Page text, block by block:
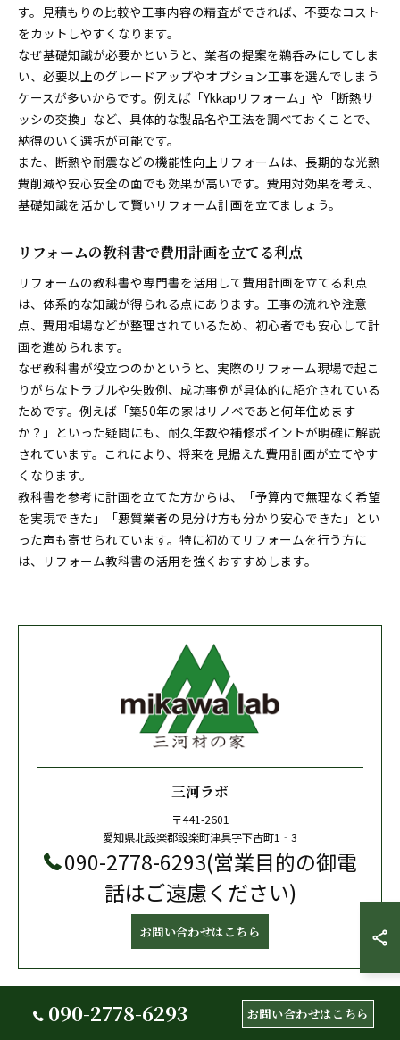
す。見積もりの比較や工事内容の精査ができれば、不要なコスト
をカットしやすくなります。
なぜ基礎知識が必要かというと、業者の提案を鵜呑みにしてしま
い、必要以上のグレードアップやオプション工事を選んでしまう
ケースが多いからです。例えば「Ykkapリフォーム」や「断熱サ
ッシの交換」など、具体的な製品名や工法を調べておくことで、
納得のいく選択が可能です。
また、断熱や耐震などの機能性向上リフォームは、長期的な光熱
費削減や安心安全の面でも効果が高いです。費用対効果を考え、
基礎知識を活かして賢いリフォーム計画を立てましょう。
リフォームの教科書で費用計画を立てる利点
リフォームの教科書や専門書を活用して費用計画を立てる利点
は、体系的な知識が得られる点にあります。工事の流れや注意
点、費用相場などが整理されているため、初心者でも安心して計
画を進められます。
なぜ教科書が役立つのかというと、実際のリフォーム現場で起こ
りがちなトラブルや失敗例、成功事例が具体的に紹介されている
ためです。例えば「築50年の家はリノベであと何年住めます
か？」といった疑問にも、耐久年数や補修ポイントが明確に解説
されています。これにより、将来を見据えた費用計画が立てやす
くなります。
教科書を参考に計画を立てた方からは、「予算内で無理なく希望
を実現できた」「悪質業者の見分け方も分かり安心できた」とい
った声も寄せられています。特に初めてリフォームを行う方に
は、リフォーム教科書の活用を強くおすすめします。
三河ラボ
〒441-2601
愛知県北設楽郡設楽町津具字下古町1‐3
090-2778-6293(営業目的の御電
話はご遠慮ください)
お問い合わせはこちら
090-2778-6293 お問い合わせはこちら